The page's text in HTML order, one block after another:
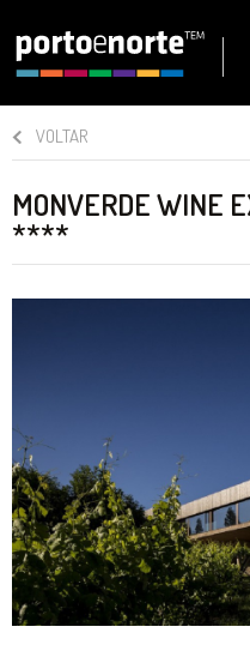
VOLTAR
MONVERDE WINE
****